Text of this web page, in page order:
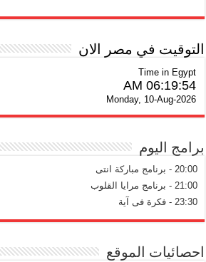
التوقيت في مصر الان
Time in Egypt
06:19:54 AM
Monday, 10-Aug-2026
برامج اليوم
20:00 - برنامج مباركة انتى
21:00 - برنامج مرايا القلوب
23:30 - فكرة فى آية
احصائيات الموقع